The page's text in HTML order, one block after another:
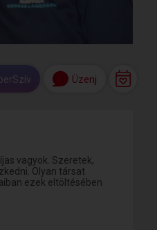
Üzenj
vagyok. Szeretek,
Olyan társat
ezek eltöltésében